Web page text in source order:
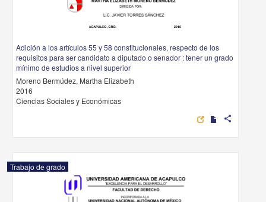
Adición a los artículos 55 y 58 constitucionales, respecto de los
requisitos para ser candidato a diputado o senador : tener un grado
mínimo de estudios a nivel superior
Moreno Bermúdez, Martha Elizabeth
2016
Ciencias Sociales y Económicas
share
Trabajo de grado